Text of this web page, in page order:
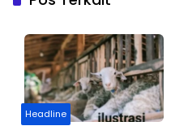
Headline